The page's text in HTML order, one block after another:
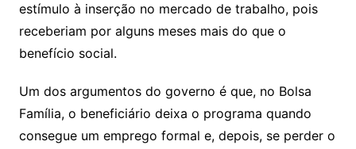
estímulo à inserção no mercado de trabalho, pois
receberiam por alguns meses mais do que o
benefício social.
Um dos argumentos do governo é que, no Bolsa
Família, o beneficiário deixa o programa quando
consegue um emprego formal e, depois, se perder o